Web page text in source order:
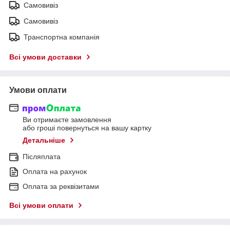
Самовивіз
Самовивіз
Транспортна компанія
Всі умови доставки
Умови оплати
Ви отримаєте замовлення
або гроші повернуться на вашу картку
Детальніше
Післяплата
Оплата на рахунок
Оплата за реквізитами
Всі умови оплати